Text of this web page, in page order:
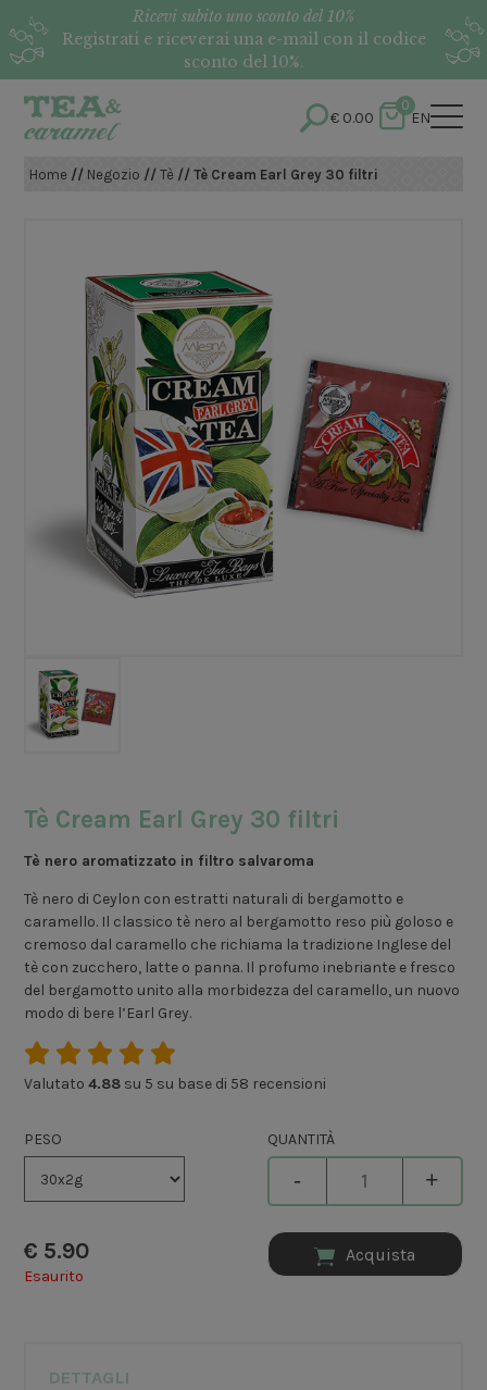
Ricevi subito uno sconto del 10%
Registrati e riceverai una e-mail con il codice
sconto del 10%.
€0.00
0
EN
Home // Negozio //Tè // Tè Cream Earl Grey 30 filtri
Tè Cream Earl Grey 30 filtri
Tè nero aromatizzato in filtro salvaroma
Tè nero di Ceylon con estratti naturali di bergamotto e
caramello. Il classico tè nero al bergamotto reso più goloso e
cremoso dal caramello che richiama la tradizione Inglese del
tè con zucchero, latte o panna. Il profumo inebriante e fresco
del bergamotto unito alla morbidezza del caramello, un nuovo
modo di bere l’Earl Grey.
Valutato4.88 su 5 su base di 58 recensioni
PESO
€ 5.90
Esaurito
QUANTITÀ
- +
Acquista
DETTAGLI